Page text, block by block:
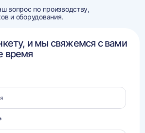
вопрос по производству,
и оборудования.
и мы свяжемся с вами
время